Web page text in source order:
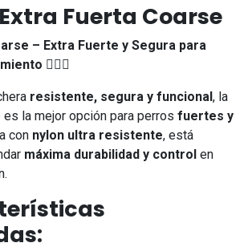
Fuerta Coarse
– Extra Fuerte y Segura para
🏋️‍♂️🔗
resistente, segura y funcional, la
es la mejor opción para perros fuertes y
con nylon ultra resistente, está
máxima durabilidad y control en